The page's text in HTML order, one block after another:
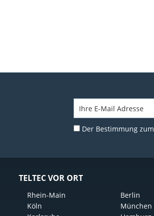
Der Bestimmung zum
TELTEC VOR ORT
Rhein-Main
Köln
Berlin
München